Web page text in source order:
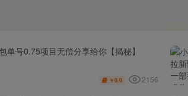
单号0.75项目无偿分享给你【揭秘】
￥9.9 2156